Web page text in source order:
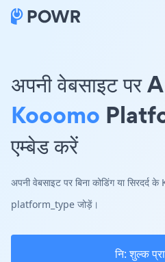
अपनी वेबसाइट
Kooomo
एम्बेड करें
अपनी वेबसाइट पर बिना कोडिंग या
platform_type जोड़ें।
नि: शुल्क